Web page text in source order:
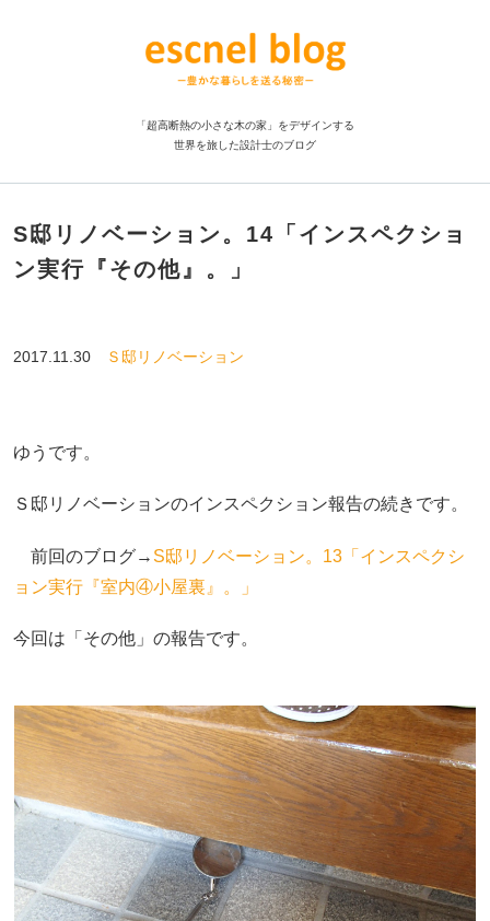
「超高断熱の小さな木の家」をデザインする
世界を旅した設計士のブログ
S邸リノベーション。14「インスペクショ
ン実行『その他』。」
2017.11.30 Ｓ邸リノベーション
ゆうです。
Ｓ邸リノベーションのインスペクション報告の続きです。
前回のブログ→ S邸リノベーション。13「インスペクシ
ョン実行『室内④小屋裏』。」
今回は「その他」の報告です。